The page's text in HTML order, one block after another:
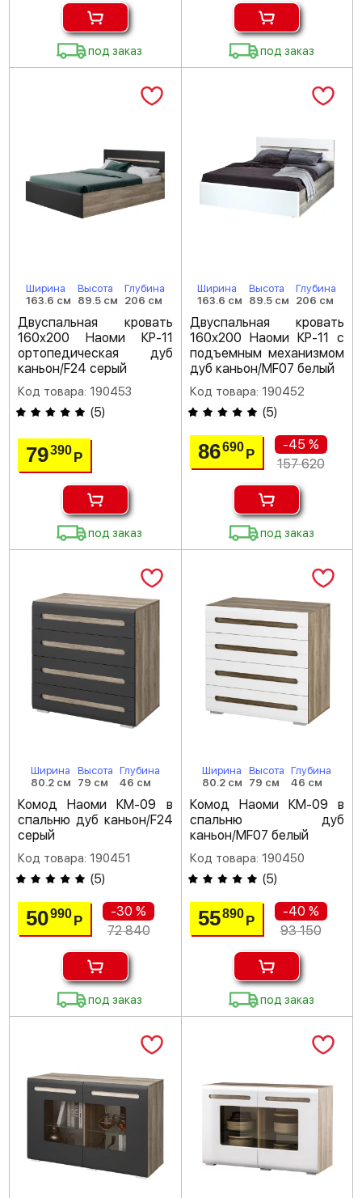
под заказ под заказ
Ширина
163.6 см
Высота
89.5 см
Глубина
206 см
Двуспальная кровать
160х200 Наоми КР-11
ортопедическая дуб
каньон/F24 серый
Код товара: 190453
(5)
79390Р
под заказ
Ширина
163.6 см
Высота
89.5 см
Глубина
206 см
Двуспальная кровать
160х200 Наоми КР-11 с
подъемным механизмом
дуб каньон/MF07 белый
Код товара: 190452
(5)
86690 Р
-45 %
157 620
под заказ
Ширина
80.2 см
Высота
79 см
Глубина
46 см
Комод Наоми КМ-09 в
спальню дуб каньон/F24
серый
Код товара: 190451
(5)
50990Р
-30 %
72 840
под заказ
Ширина
80.2 см
Высота
79 см
Глубина
46 см
Комод Наоми КМ-09 в
спальню дуб
каньон/MF07 белый
Код товара: 190450
(5)
55890 Р
-40 %
93 150
под заказ